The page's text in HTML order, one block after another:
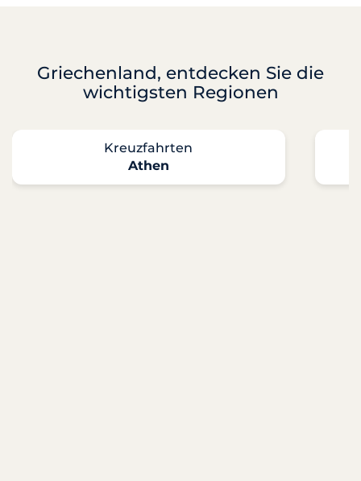
Griechenland, entdecken Sie die
wichtigsten Regionen
Kreuzfahrten
Athen